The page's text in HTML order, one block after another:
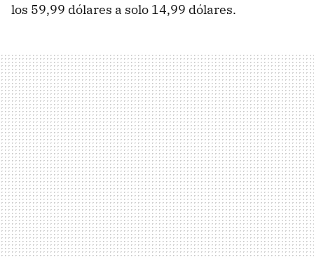
los 59,99 dólares a solo 14,99 dólares.